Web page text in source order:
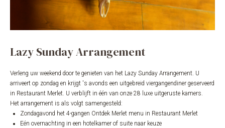
Lazy Sunday Arrangement
Verleng uw weekend door te genieten van het Lazy Sunday Arrangement. U
arriveert op zondag en krijgt 's avonds een uitgebreid viergangendiner geserveerd
in Restaurant Merlet. U verblijft in één van onze 28 luxe uitgeruste kamers.
Het arrangement is als volgt samengesteld:
Zondagavond het 4-gangen Ontdek Merlet menu in Restaurant Merlet
Eén overnachting in een hotelkamer of suite naar keuze